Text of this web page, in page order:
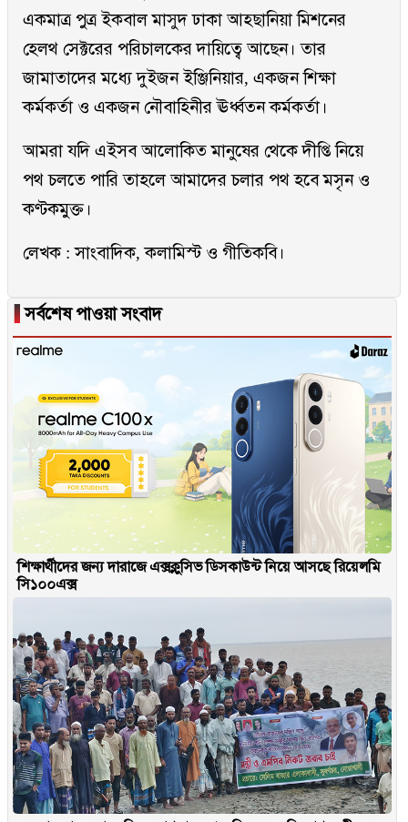
একমাত্র পুত্র ইকবাল মাসুদ ঢাকা আহ্ছানিয়া মিশনের
হেলথ সেক্টরের পরিচালকের দায়িত্বে আছেন। তার
জামাতাদের মধ্যে দুইজন ইঞ্জিনিয়ার, একজন শিক্ষা
কর্মকর্তা ও একজন নৌবাহিনীর ঊর্ধ্বতন কর্মকর্তা।
আমরা যদি এইসব আলোকিত মানুষের থেকে দীপ্তি নিয়ে
পথ চলতে পারি তাহলে আমাদের চলার পথ হবে মসৃন ও
কণ্টকমুক্ত।
লেখক : সাংবাদিক, কলামিস্ট ও গীতিকবি।
▐সর্বশেষ পাওয়া সংবাদ
শিক্ষার্থীদের জন্য দারাজে এক্সক্লুসিভ ডিসকাউন্ট নিয়ে আসছে রিয়েলমি
সি১০০এক্স